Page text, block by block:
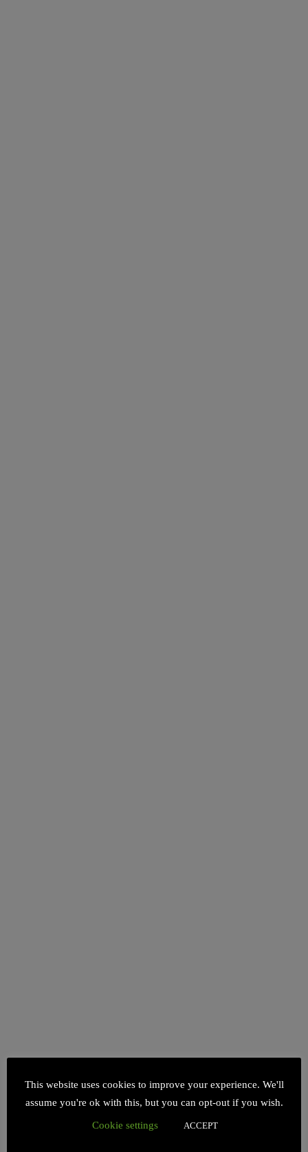
This website uses cookies to improve your experience. We'll
assume you're ok with this, but you can opt-out if you wish.
Cookie settings ACCEPT